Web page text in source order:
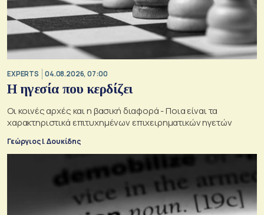
EXPERTS 04.08.2026, 07:00
Η ηγεσία που κερδίζει
Οι κοινές αρχές και η βασική διαφορά - Ποια είναι τα
χαρακτηριστικά επιτυχημένων επιχειρηματικών ηγετών
Γεώργιος Ι. Δουκίδης